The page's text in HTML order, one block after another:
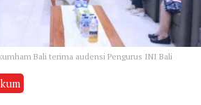
Bali terima audensi Pengurus INI Bali